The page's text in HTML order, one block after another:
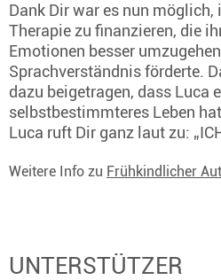
Dank Dir war es nun
Therapie zu finanzieren, die
Emotionen besser
Sprachverständnis förderte.
dazu beigetragen, dass Luca
selbstbestimmteres Leben
Luca ruft Dir ganz laut zu:
Weitere Info zu Frühkindlicher
UNTERSTÜTZER